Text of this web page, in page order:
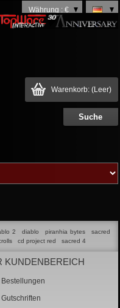
Währung : €
Warenkorb: (Leer)
2 diablo piranhia bytes
sacred
cd project red sacred 4
KUNDENBEREICH
Bestellungen
Gutschriften